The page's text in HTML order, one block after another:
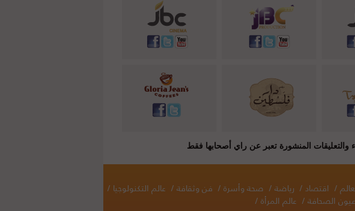
/ اقتصاد / رياضة / صحة وأسرة / فن وثقافة / عالم التكنولوجيا /
الصحافة / عالم المرأة /